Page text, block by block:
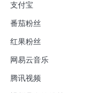
支付宝
番茄粉丝
红果粉丝
网易云音乐
腾讯视频